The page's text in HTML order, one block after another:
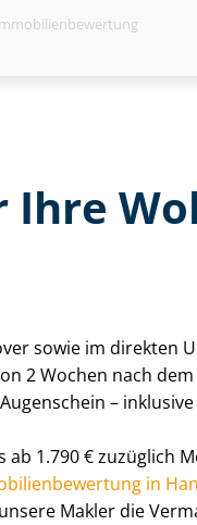
Ihre
sowie im direkten
2 Wochen nach
–
1.790 € zuzüglich
in
Makler die